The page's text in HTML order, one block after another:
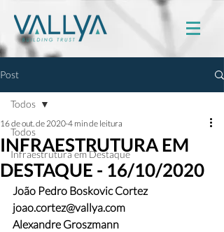
Post
Todos
Infraestrutura em Destaque
Todos
INFRAESTRUTURA EM
DESTAQUE - 16/10/2020
16 de out. de 2020 4 min de leitura
João Pedro Boskovic Cortez
joao.cortez@vallya.com
Alexandre Groszmann